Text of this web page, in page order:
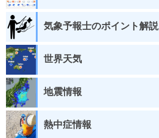
気象予報士のポイント解説
世界天気
地震情報
熱中症情報